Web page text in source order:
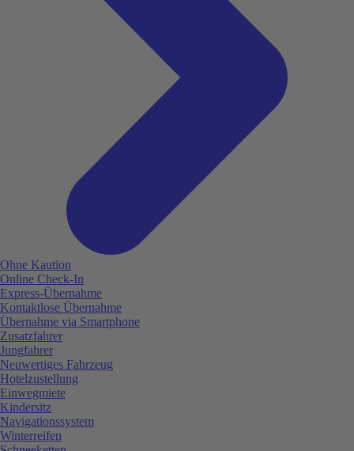
Ohne Kaution
Online Check-In
Express-Übernahme
Kontaktlose Übernahme
Übernahme via Smartphone
Zusatzfahrer
Jungfahrer
Neuwertiges Fahrzeug
Hotelzustellung
Einwegmiete
Kindersitz
Navigationssystem
Winterreifen